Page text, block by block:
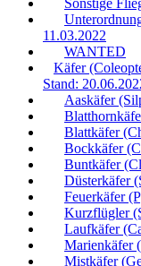
Sonstige
11.03.2022
WANTED
Käfer
Stand:
Aaskäfer
Blattkäfer
Bockkäfer
Buntkäfer
Düsterkäfer
Feuerkäfer
Kurzflügler
Laufkäfer
Marienkäfer
Mistkäfer